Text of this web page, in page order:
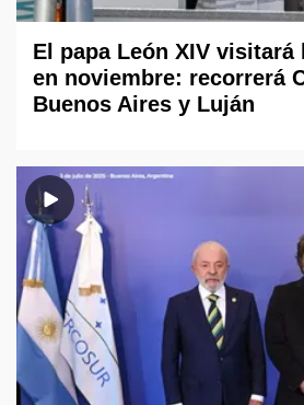
El papa León XIV visitará
en noviembre: recorrerá
Buenos Aires y Luján